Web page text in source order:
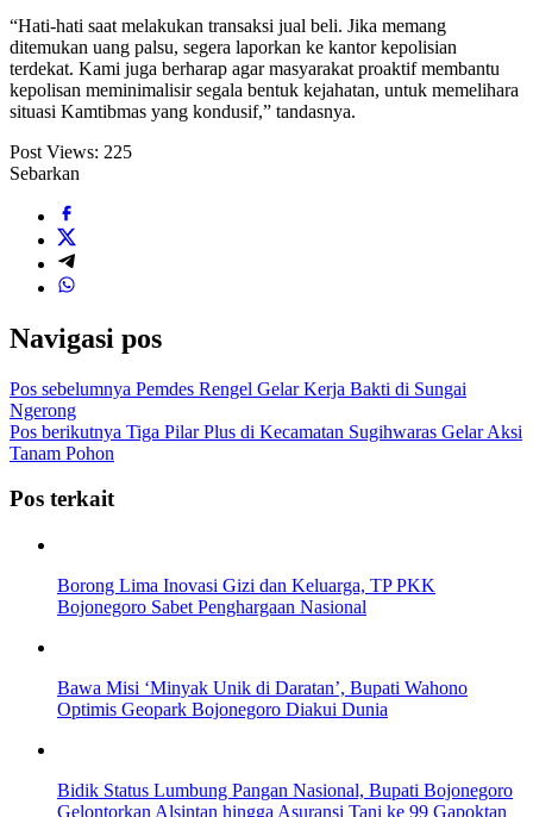
“Hati-hati saat melakukan transaksi jual beli. Jika memang
ditemukan uang palsu, segera laporkan ke kantor kepolisian
terdekat. Kami juga berharap agar masyarakat proaktif membantu
kepolisan meminimalisir segala bentuk kejahatan, untuk memelihara
situasi Kamtibmas yang kondusif,” tandasnya.
Post Views: 225
Sebarkan
Navigasi pos
Pos sebelumnya Pemdes Rengel Gelar Kerja Bakti di Sungai
Ngerong
Pos berikutnya Tiga Pilar Plus di Kecamatan Sugihwaras Gelar Aksi
Tanam Pohon
Pos terkait
Borong Lima Inovasi Gizi dan Keluarga, TP PKK
Bojonegoro Sabet Penghargaan Nasional
Bawa Misi ‘Minyak Unik di Daratan’, Bupati Wahono
Optimis Geopark Bojonegoro Diakui Dunia
Bidik Status Lumbung Pangan Nasional, Bupati Bojonegoro
Gelontorkan Alsintan hingga Asuransi Tani ke 99 Gapoktan